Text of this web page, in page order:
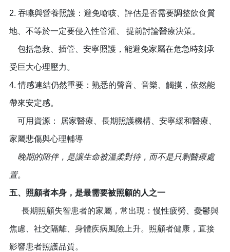
2. 吞嚥與營養照護：避免嗆咳、評估是否需要調整飲食質
地、不等於一定要侵入性管灌、 提前討論醫療決策。
包括急救、插管、安寧照護，能避免家屬在危急時刻承
受巨大心理壓力。
4. 情感連結仍然重要：熟悉的聲音、音樂、觸摸，依然能
帶來安定感。
可用資源： 居家醫療、長期照護機構、安寧緩和醫療、
家屬悲傷與心理輔導
晚期的陪伴，是讓生命被溫柔對待，而不是只剩醫療處
置。
五、照顧者本身，是最需要被照顧的人之一
長期照顧失智患者的家屬，常出現：慢性疲勞、憂鬱與
焦慮、社交隔離、身體疾病風險上升。照顧者健康，直接
影響患者照護品質。